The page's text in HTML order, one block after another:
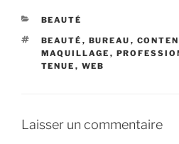
CATÉGORIES
BEAUTÉ
ÉTIQUETTES
BEAUTÉ , BUREAU ,
MAQUILLAGE ,
TENUE , WEB
Laisser un commentaire